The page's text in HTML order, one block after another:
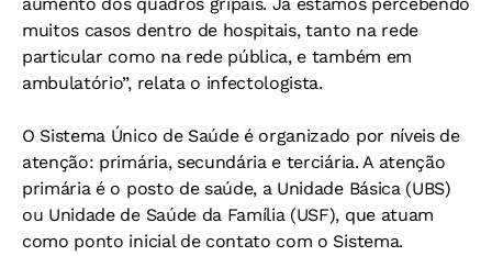
muitos casos dentro de hospitais, tanto na rede
particular como na rede pública, e também em
ambulatório”, relata o infectologista.
O Sistema Único de Saúde é organizado por níveis de
atenção: primária, secundária e terciária. A atenção
primária é o posto de saúde, a Unidade Básica (UBS)
ou Unidade de Saúde da Família (USF), que atuam
como ponto inicial de contato com o Sistema.